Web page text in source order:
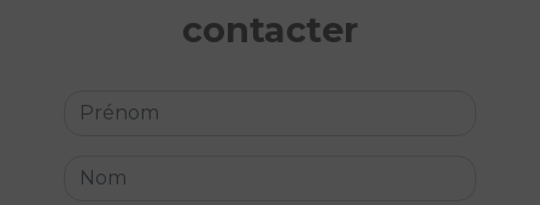
contacter